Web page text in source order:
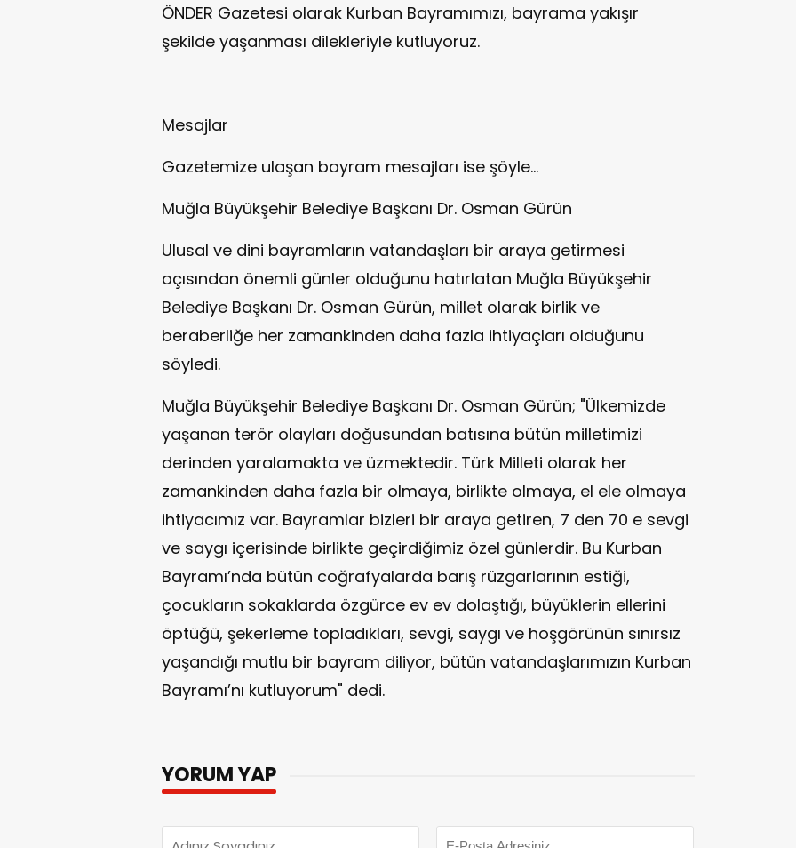
ÖNDER Gazetesi olarak Kurban Bayramımızı, bayrama yakışır
şekilde yaşanması dilekleriyle kutluyoruz.
Mesajlar
Gazetemize ulaşan bayram mesajları ise şöyle…
Muğla Büyükşehir Belediye Başkanı Dr. Osman Gürün
Ulusal ve dini bayramların vatandaşları bir araya getirmesi
açısından önemli günler olduğunu hatırlatan Muğla Büyükşehir
Belediye Başkanı Dr. Osman Gürün, millet olarak birlik ve
beraberliğe her zamankinden daha fazla ihtiyaçları olduğunu
söyledi.
Muğla Büyükşehir Belediye Başkanı Dr. Osman Gürün; "Ülkemizde
yaşanan terör olayları doğusundan batısına bütün milletimizi
derinden yaralamakta ve üzmektedir. Türk Milleti olarak her
zamankinden daha fazla bir olmaya, birlikte olmaya, el ele olmaya
ihtiyacımız var. Bayramlar bizleri bir araya getiren, 7 den 70 e sevgi
ve saygı içerisinde birlikte geçirdiğimiz özel günlerdir. Bu Kurban
Bayramı’nda bütün coğrafyalarda barış rüzgarlarının estiği,
çocukların sokaklarda özgürce ev ev dolaştığı, büyüklerin ellerini
öptüğü, şekerleme topladıkları, sevgi, saygı ve hoşgörünün sınırsız
yaşandığı mutlu bir bayram diliyor, bütün vatandaşlarımızın Kurban
Bayramı’nı kutluyorum" dedi.
YORUM YAP